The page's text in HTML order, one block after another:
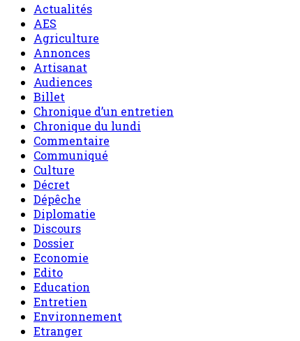
Actualités
AES
Agriculture
Annonces
Artisanat
Audiences
Billet
Chronique d’un entretien
Chronique du lundi
Commentaire
Communiqué
Culture
Décret
Dépêche
Diplomatie
Discours
Dossier
Economie
Edito
Education
Entretien
Environnement
Etranger